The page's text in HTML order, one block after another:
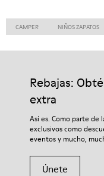
CAMPER NIÑOS ZAPATOS
Rebajas:
extra
Así es. Como parte de
exclusivos como
eventos y mucho,
Únete